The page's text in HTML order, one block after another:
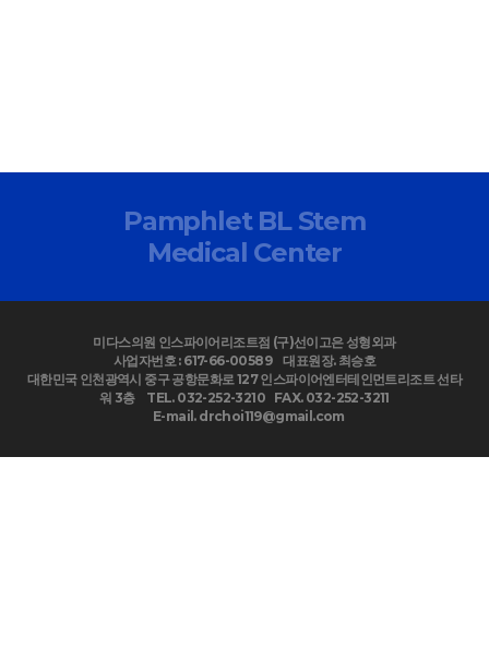
Pamphlet BL Stem
Medical Center
미다스의원 인스파이어리조트점 (구)선이고은 성형외과
사업자번호 : 617-66-00589
대표원장. 최승호
대한민국 인천광역시 중구 공항문화로 127 인스파이어엔터테인먼트리조트 선타
워 3층
TEL. 032-252-3210 FAX. 032-252-3211
E-mail. drchoi119@gmail.com